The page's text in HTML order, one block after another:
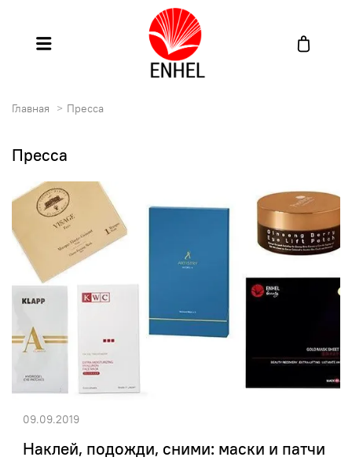
Главная Пресса
Пресса
Наклей, подожди, сними: маски и патчи
09.09.2019